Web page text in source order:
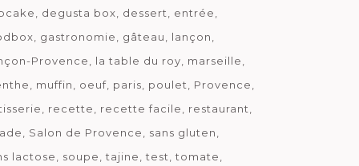
degusta box dessert
entrée
gastronomie gâteau
lançon
Provence
la table du roy
marseille
muffin oeuf paris poulet
Provence
recette recette facile
restaurant
Salon de Provence
sans gluten
lactose
soupe tajine test
tomate